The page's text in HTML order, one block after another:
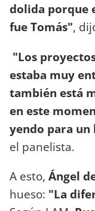
dolida porque
fue Tomás",
"Los
estaba muy
también está
en este
yendo para
el panelista.
A esto, Ángel
hueso: "La